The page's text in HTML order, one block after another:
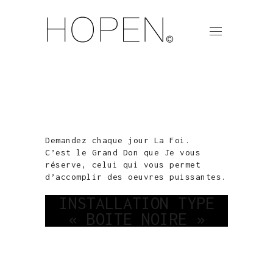
Demandez chaque jour La Foi.
C’est le Grand Don que Je vous
réserve, celui qui vous permet
d’accomplir des oeuvres puissantes.
INSTALLATION TYPE
« BOITE NOIRE »